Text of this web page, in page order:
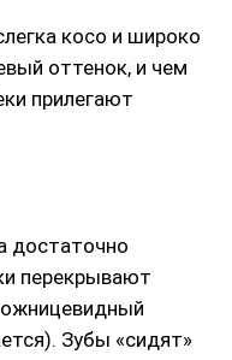
косо и широко
оттенок, и чем
прилегают
достаточно
перекрывают
Зубы «сидят»